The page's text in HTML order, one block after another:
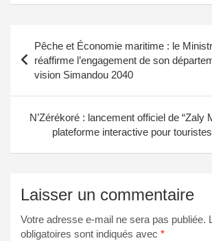
Navigation
de
l’article
Pêche et Économie maritime : le
réaffirme l’engagement de son
vision Simandou 2040
N’Zérékoré : lancement officiel de “Zaly
plateforme interactive pour
Laisser un commentaire
Votre adresse e-mail ne sera pas publiée.
obligatoires sont indiqués avec *